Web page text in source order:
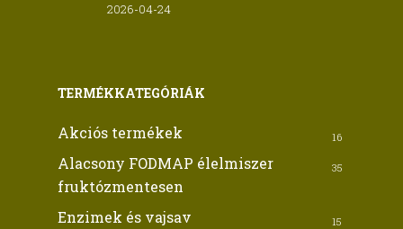
2026-04-24
TERMÉKKATEGÓRIÁK
Akciós termékek 16
Alacsony FODMAP élelmiszer
fruktózmentesen
35
Enzimek és vajsav 15